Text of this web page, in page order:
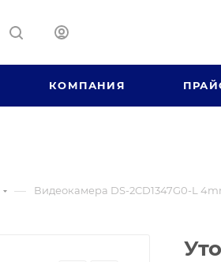
КОМПАНИЯ
— Видеокамера DS-2CD1347G0-L